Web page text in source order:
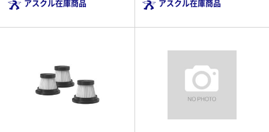
アスクル在庫商品
アスクル在庫商品